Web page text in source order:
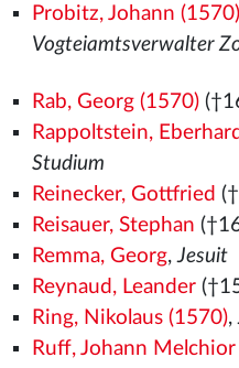
Probitz, Johann (1570)
Vogteiamtsverwalter
Rab, Georg (1570)
Rappoltstein,
Studium
Reinecker, Gottfried
Reisauer, Stephan
Remma, Georg,Jesuit
Reynaud, Leander
Ring, Nikolaus (1570),
Ruff, Johann